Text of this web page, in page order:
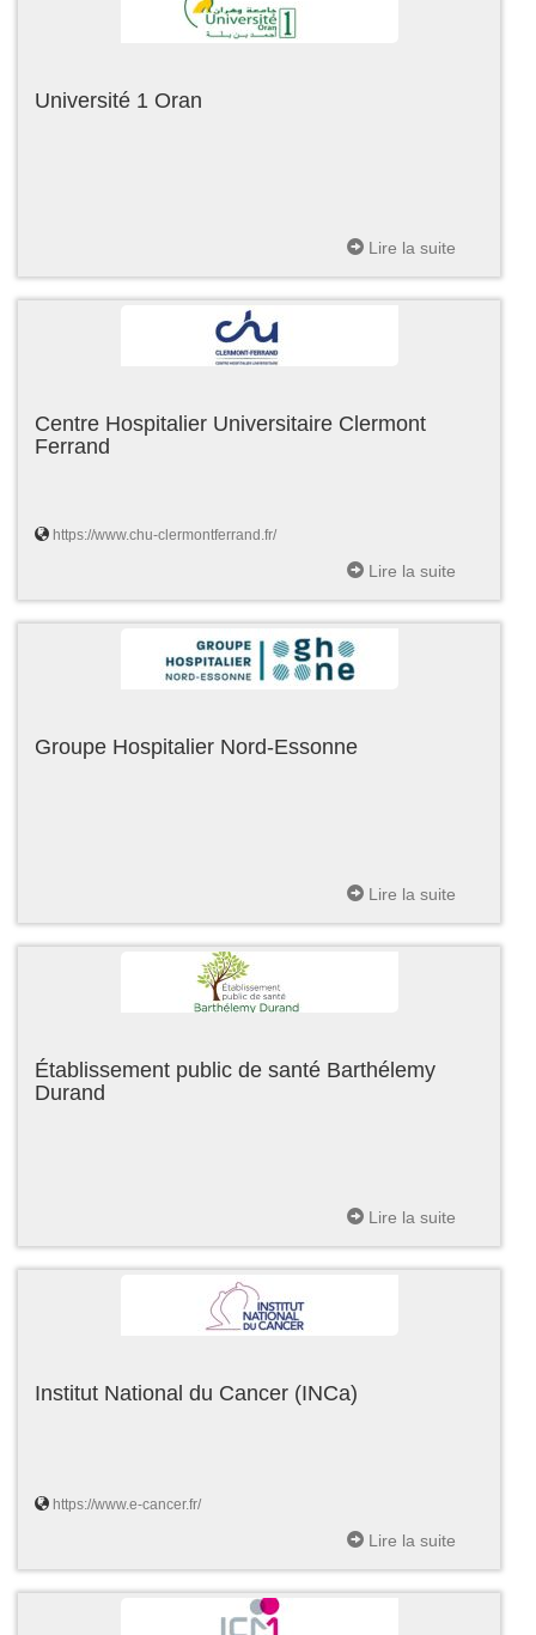
Université 1 Oran
Lire la suite
Centre Hospitalier Universitaire Clermont
Ferrand
https://www.chu-clermontferrand.fr/
Lire la suite
Groupe Hospitalier Nord-Essonne
Lire la suite
Établissement public de santé Barthélemy
Durand
Lire la suite
Institut National du Cancer (INCa)
https://www.e-cancer.fr/
Lire la suite